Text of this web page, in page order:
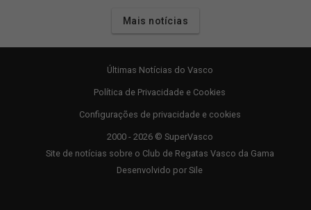
Mais notícias
Últimas Notícias do Vasco
Política de Privacidade e Cookies
Configurações de privacidade e cookies
2000 - 2026 © SuperVasco
Site de notícias sobre o Club de Regatas Vasco da Gama
Desenvolvido por Sile